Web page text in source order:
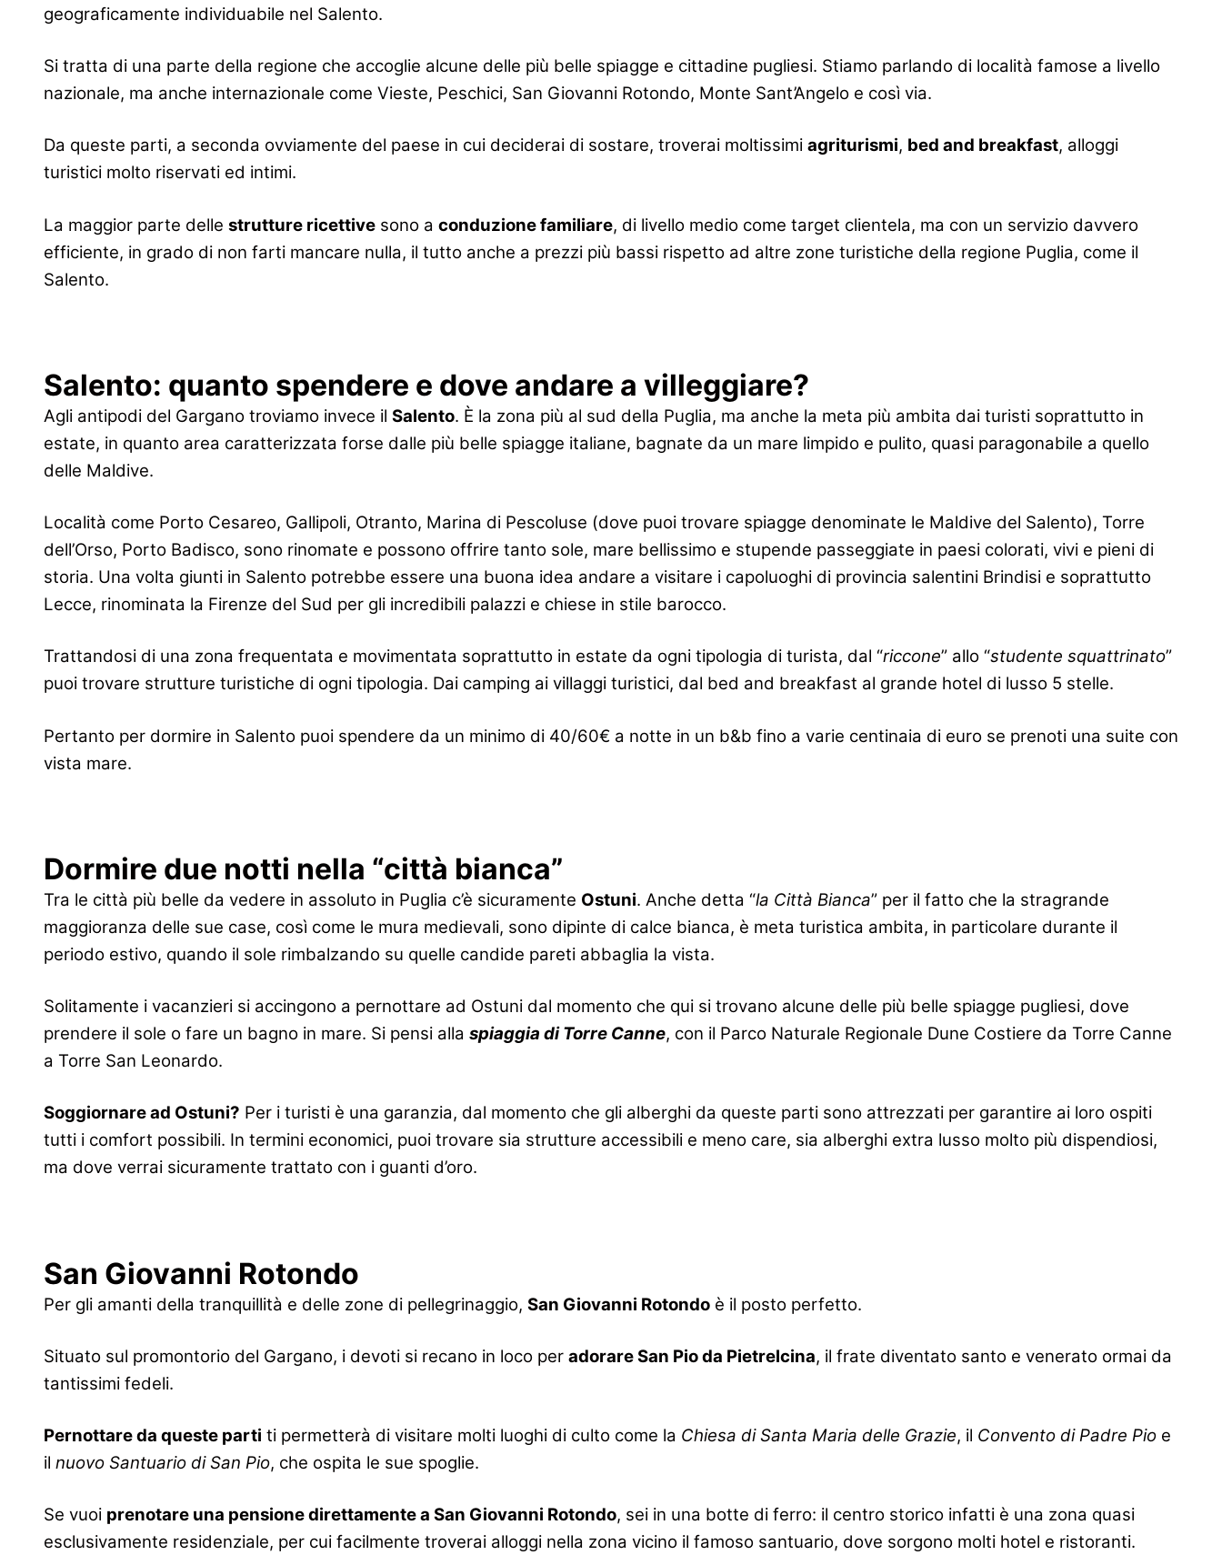
geograficamente individuabile nel Salento.
Si tratta di una parte della regione che accoglie alcune delle più belle spiagge e cittadine pugliesi. Stiamo parlando di località famose a livello
nazionale, ma anche internazionale come Vieste, Peschici, San Giovanni Rotondo, Monte Sant’Angelo e così via.
Da queste parti, a seconda ovviamente del paese in cui deciderai di sostare, troverai moltissimi agriturismi, bed and breakfast, alloggi
turistici molto riservati ed intimi.
La maggior parte delle strutture ricettive sono a conduzione familiare, di livello medio come target clientela, ma con un servizio davvero
efficiente, in grado di non farti mancare nulla, il tutto anche a prezzi più bassi rispetto ad altre zone turistiche della regione Puglia, come il
Salento.
Salento: quanto spendere e dove andare a villeggiare?
Agli antipodi del Gargano troviamo invece il Salento. È la zona più al sud della Puglia, ma anche la meta più ambita dai turisti soprattutto in
estate, in quanto area caratterizzata forse dalle più belle spiagge italiane, bagnate da un mare limpido e pulito, quasi paragonabile a quello
delle Maldive.
Località come Porto Cesareo, Gallipoli, Otranto, Marina di Pescoluse (dove puoi trovare spiagge denominate le Maldive del Salento), Torre
dell’Orso, Porto Badisco, sono rinomate e possono offrire tanto sole, mare bellissimo e stupende passeggiate in paesi colorati, vivi e pieni di
storia. Una volta giunti in Salento potrebbe essere una buona idea andare a visitare i capoluoghi di provincia salentini Brindisi e soprattutto
Lecce, rinominata la Firenze del Sud per gli incredibili palazzi e chiese in stile barocco.
Trattandosi di una zona frequentata e movimentata soprattutto in estate da ogni tipologia di turista, dal “riccone” allo “studente squattrinato”
puoi trovare strutture turistiche di ogni tipologia. Dai camping ai villaggi turistici, dal bed and breakfast al grande hotel di lusso 5 stelle.
Pertanto per dormire in Salento puoi spendere da un minimo di 40/60€ a notte in un b&b fino a varie centinaia di euro se prenoti una suite con
vista mare.
Dormire due notti nella “città bianca”
Tra le città più belle da vedere in assoluto in Puglia c’è sicuramente Ostuni. Anche detta “la Città Bianca” per il fatto che la stragrande
maggioranza delle sue case, così come le mura medievali, sono dipinte di calce bianca, è meta turistica ambita, in particolare durante il
periodo estivo, quando il sole rimbalzando su quelle candide pareti abbaglia la vista.
Solitamente i vacanzieri si accingono a pernottare ad Ostuni dal momento che qui si trovano alcune delle più belle spiagge pugliesi, dove
prendere il sole o fare un bagno in mare. Si pensi alla spiaggia di Torre Canne, con il Parco Naturale Regionale Dune Costiere da Torre Canne
a Torre San Leonardo.
Soggiornare ad Ostuni? Per i turisti è una garanzia, dal momento che gli alberghi da queste parti sono attrezzati per garantire ai loro ospiti
tutti i comfort possibili. In termini economici, puoi trovare sia strutture accessibili e meno care, sia alberghi extra lusso molto più dispendiosi,
ma dove verrai sicuramente trattato con i guanti d’oro.
San Giovanni Rotondo
Per gli amanti della tranquillità e delle zone di pellegrinaggio, San Giovanni Rotondo è il posto perfetto.
Situato sul promontorio del Gargano, i devoti si recano in loco per adorare San Pio da Pietrelcina, il frate diventato santo e venerato ormai da
tantissimi fedeli.
Pernottare da queste parti ti permetterà di visitare molti luoghi di culto come la Chiesa di Santa Maria delle Grazie, il Convento di Padre Pio e
il nuovo Santuario di San Pio, che ospita le sue spoglie.
Se vuoi prenotare una pensione direttamente a San Giovanni Rotondo, sei in una botte di ferro: il centro storico infatti è una zona quasi
esclusivamente residenziale, per cui facilmente troverai alloggi nella zona vicino il famoso santuario, dove sorgono molti hotel e ristoranti.